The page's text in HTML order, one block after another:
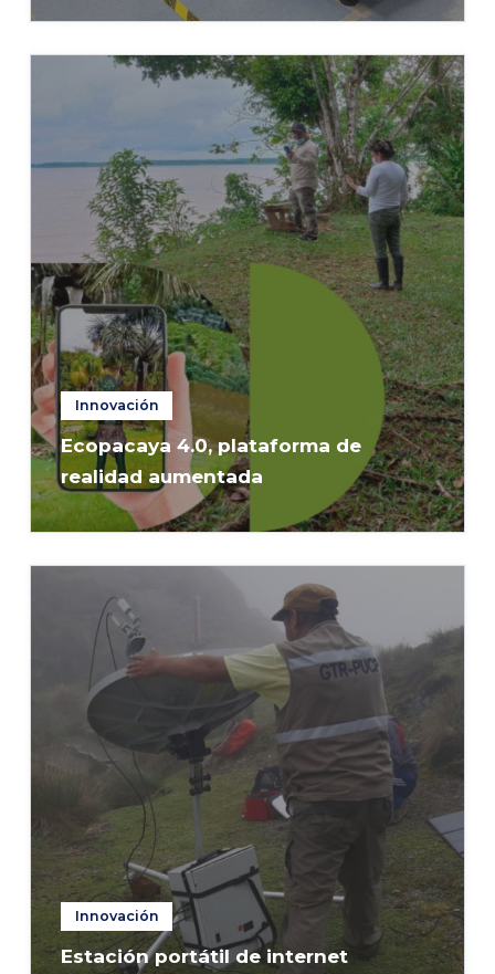
Innovación
Ecopacaya 4.0, plataforma de
realidad aumentada
Innovación
Estación portátil de internet